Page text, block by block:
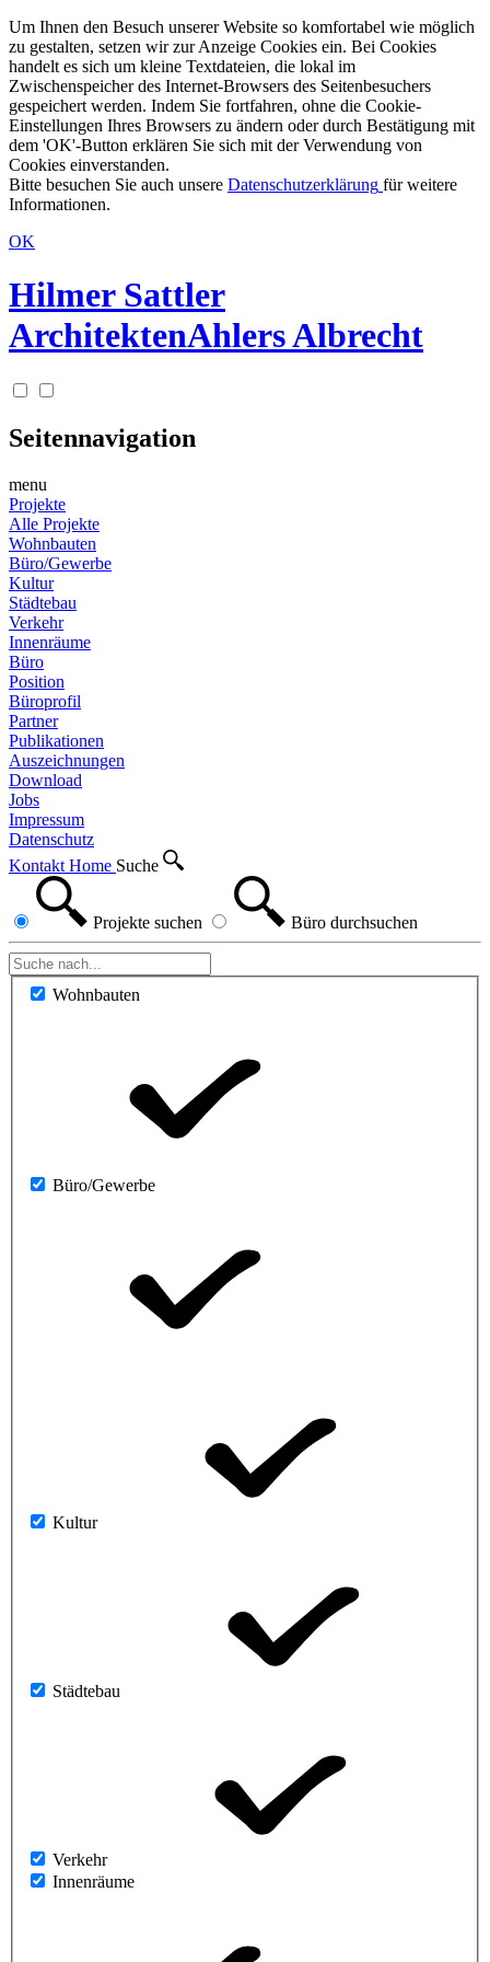
Um Ihnen den Besuch unserer Website so komfortabel wie möglich
zu gestalten, setzen wir zur Anzeige Cookies ein. Bei Cookies
handelt es sich um kleine Textdateien, die lokal im
Zwischenspeicher des Internet-Browsers des Seitenbesuchers
gespeichert werden. Indem Sie fortfahren, ohne die Cookie-
Einstellungen Ihres Browsers zu ändern oder durch Bestätigung mit
dem 'OK'-Button erklären Sie sich mit der Verwendung von
Cookies einverstanden.
Bitte besuchen Sie auch unsere Datenschutzerklärung für weitere
Informationen.
OK
Hilmer Sattler
ArchitektenAhlers Albrecht
Seitennavigation
menu
Projekte
Alle Projekte
Wohnbauten
Büro/Gewerbe
Kultur
Städtebau
Verkehr
Innenräume
Büro
Position
Büroprofil
Partner
Publikationen
Auszeichnungen
Download
Jobs
Impressum
Datenschutz
Kontakt Home Suche
Projekte suchen Büro durchsuchen
Wohnbauten
Büro/Gewerbe
Kultur
Städtebau
Verkehr
Innenräume